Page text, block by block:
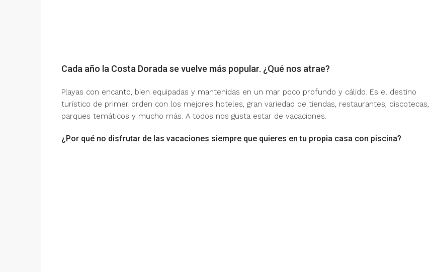
Cada año la Costa Dorada se vuelve más popular. ¿Qué nos atrae?
Playas con encanto, bien equipadas y mantenidas en un mar poco profundo y cálido. Es el destino
turístico de primer orden con los mejores hoteles, gran variedad de tiendas, restaurantes, discotecas,
parques temáticos y mucho más. A todos nos gusta estar de vacaciones.
¿Por qué no disfrutar de las vacaciones siempre que quieres en tu propia casa con piscina?